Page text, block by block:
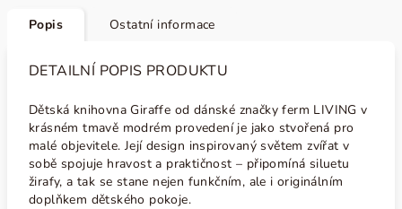
Popis Ostatní informace
DETAILNÍ POPIS PRODUKTU
Dětská knihovna Giraffe od dánské značky ferm LIVING v
krásném tmavě modrém provedení je jako stvořená pro
malé objevitele. Její design inspirovaný světem zvířat v
sobě spojuje hravost a praktičnost – připomíná siluetu
žirafy, a tak se stane nejen funkčním, ale i originálním
doplňkem dětského pokoje.